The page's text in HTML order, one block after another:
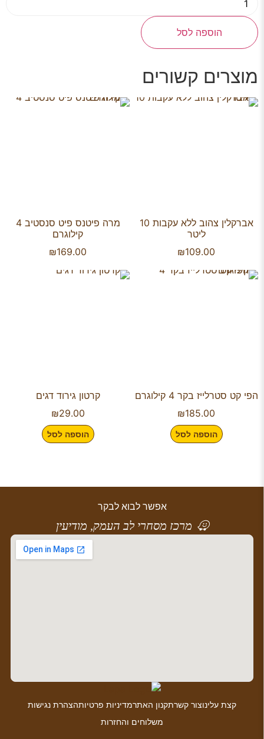
הוספה לסל
מוצרים קשורים
אברקלין צהוב ללא עקבות 10
ליטר
₪109.00
מרה פיטנס פיט סנסטיב 4
קילוגרם
₪169.00
הפי קט סטרלייז בקר 4 קילוגרם
₪185.00
הוספה לסל
קרטון גירוד דגים
₪29.00
הוספה לסל
קצת עלינוצור קשרתקנון האתרמדיניות פרטיותהצהרת נגישות
משלוחים והחזרות
אפשר לבוא לבקר
מרכז מסחרי לב העמק, מודיעין